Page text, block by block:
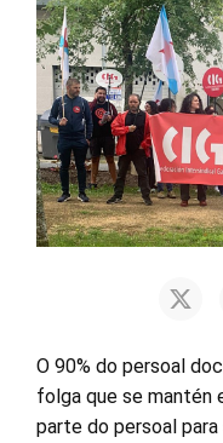
O 90% do persoal
folga que se mantén
parte do persoal